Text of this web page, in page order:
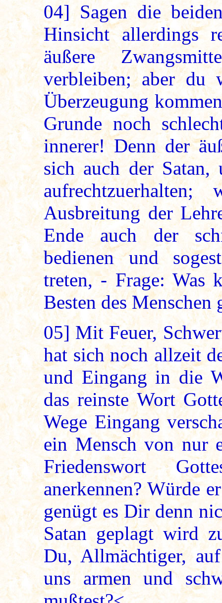
04] Sagen die
Hinsicht allerdings
äußere
verbleiben; aber du
Überzeugung
Grunde noch
innerer! Denn der
sich auch der Satan,
Ausbreitung der
Ende auch der
bedienen und
treten, - Frage: Was
Besten des Menschen
05] Mit Feuer,
hat sich noch allzeit
und Eingang in die
das reinste Wort
Wege Eingang
ein Mensch von nur
Friedenswort
anerkennen? Würde
genügt es Dir denn
Satan geplagt wird
Du, Allmächtiger,
uns armen und